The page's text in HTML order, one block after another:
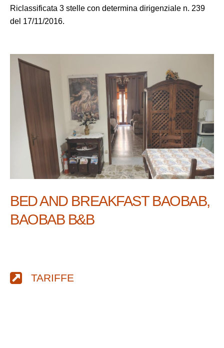
Riclassificata 3 stelle con determina dirigenziale n. 239
del 17/11/2016.
BED AND BREAKFAST BAOBAB,
BAOBAB B&B
TARIFFE